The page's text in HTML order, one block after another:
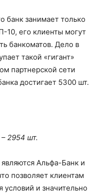
банк занимает только
его клиенты могут
банкоматов. Дело в
такой «гигант»
партнерской сети
достигает 5300 шт.
2954 шт.
Альфа-Банк и
позволяет клиентам
условий и значительно